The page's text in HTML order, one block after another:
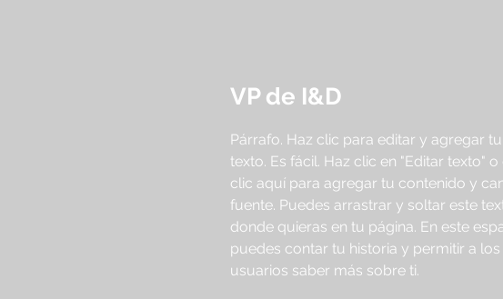
VP de I&D
Párrafo. Haz clic para editar y agregar
texto. Es fácil. Haz clic en "Editar texto"
clic aquí para agregar tu contenido y
fuente. Puedes arrastrar y soltar este
donde quieras en tu página. En este
puedes contar tu historia y permitir a los
usuarios saber más sobre ti.